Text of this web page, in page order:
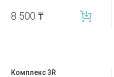
8 500₸
Комплекс 3R